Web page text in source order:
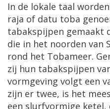
In de lokale taal
raja of datu toba
tabakspijpen gemaakt
die in het noorden van
rond het Tobameer.
zij hun tabakspijpen
vormgeving volgt een
zijn er twee, is het
een slurfvormige ketel,